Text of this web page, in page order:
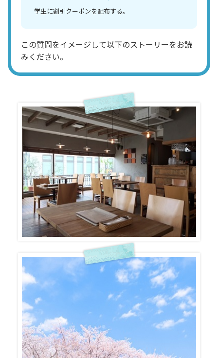
学生に割引クーポンを配布する。
この質問をイメージして以下のストーリーをお読
みください。